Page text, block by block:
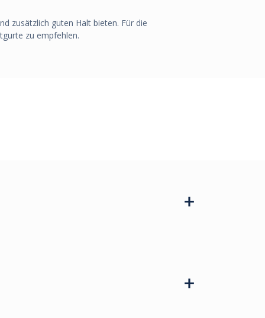
zusätzlich guten Halt bieten. Für die
zu empfehlen.